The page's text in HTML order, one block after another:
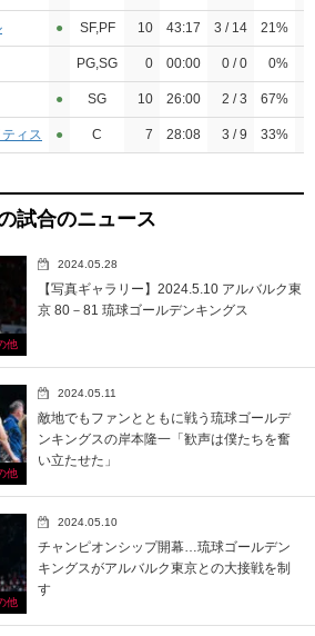
●︎ SF,PF 10 43:17 3 / 14 21%
PG,SG 0 00:00 0 / 0 0%
●︎ SG 10 26:00 2 / 3 67%
ィス ●︎ C 7 28:08 3 / 9 33%
試合のニュース
他
2024.05.28
【写真ギャラリー】2024.5.10 アルバルク東
京 80－81 琉球ゴールデンキングス
他
2024.05.11
敵地でもファンとともに戦う琉球ゴールデ
ンキングスの岸本隆一「歓声は僕たちを奮
い立たせた」
他
2024.05.10
チャンピオンシップ開幕…琉球ゴールデン
キングスがアルバルク東京との大接戦を制
す